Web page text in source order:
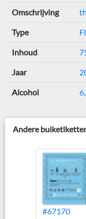
Omschrijving
Type
Inhoud
Jaar
Alcohol
Andere
#67170